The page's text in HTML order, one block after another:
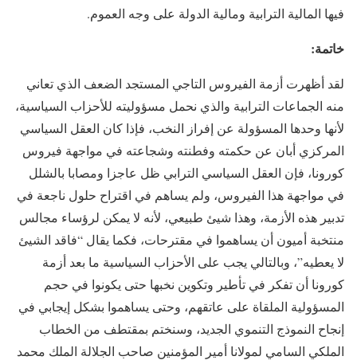
فيها المالية الترابية ومالية الدولة على وجه العموم.
خاتمة:
لقد أظهرت أزمة الفيروس التاجي المستجد الضعف الذي تعاني
منه الجماعات الترابية والذي نحمل مسؤوليته للأحزاب السياسية،
لأنها وحدها المسؤولة عن إفراز النخب، فإذا كان العقل السياسي
المركزي أبان عن حكمته وفطنته وشجاعته في مواجهة فيروس
كورونا، فإن العقل السياسي الترابي ظل عاجزا ومصابا بالشلل
في مواجهة هذا الفيروس، ولم يساهم في اقتراح حلول ناجعة في
تدبير هذه الأزمة، وهذا شيئ طبيعي، لأنه لا يمكن لرؤساء مجالس
منتخبة أميون أن يساهموا في مقترحات، فكما يقال “فاقد الشيئ
لا يعطيه”، وبالتالي يجب على الأحزاب السياسية ما بعد أزمة
كورونا أن تفكر في تأطير وتكوين نخبها حتى يكونوا في حجم
المسؤولية الملقاة على عاتقهم، وحتى يساهموا بشكل إيجابي في
إنجاح النموذج التنموي الجديد، وسنختم بمقتطف من الخطاب
الملكي السامي لمولانا أمير المؤمنين صاحب الجلالة الملك محمد